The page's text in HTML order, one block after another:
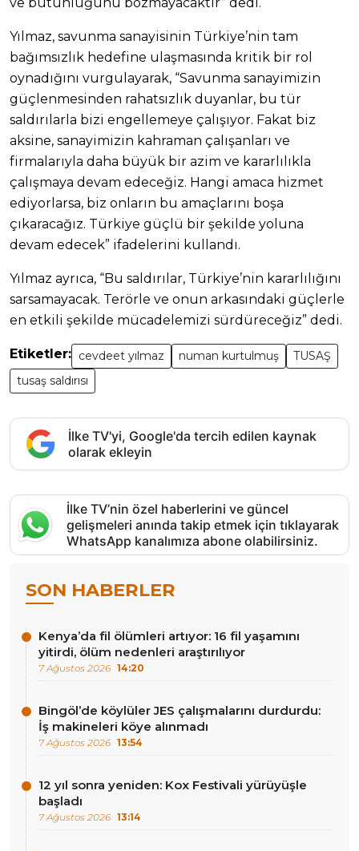
Yılmaz, savunma sanayisinin Türkiye’nin tam
bağımsızlık hedefine ulaşmasında kritik bir rol
oynadığını vurgulayarak, “Savunma sanayimizin
güçlenmesinden rahatsızlık duyanlar, bu tür
saldırılarla bizi engellemeye çalışıyor. Fakat biz
aksine, sanayimizin kahraman çalışanları ve
firmalarıyla daha büyük bir azim ve kararlılıkla
çalışmaya devam edeceğiz. Hangi amaca hizmet
ediyorlarsa, biz onların bu amaçlarını boşa
çıkaracağız. Türkiye güçlü bir şekilde yoluna
devam edecek” ifadelerini kullandı.
Yılmaz ayrıca, “Bu saldırılar, Türkiye’nin kararlılığını
sarsamayacak. Terörle ve onun arkasındaki güçlerle
en etkili şekilde mücadelemizi sürdüreceğiz” dedi.
Etiketler: cevdeet yılmaz numan kurtulmuş
TUSAŞ
tusaş saldırısı
İlke TV'yi, Google'da tercih edilen kaynak
olarak ekleyin
İlke TV’nin özel haberlerini ve güncel
gelişmeleri anında takip etmek için tıklayarak
WhatsApp kanalımıza abone olabilirsiniz.
SON HABERLER
Kenya’da fil ölümleri artıyor: 16 fil yaşamını
yitirdi, ölüm nedenleri araştırılıyor
7 Ağustos 2026 14:20
Bingöl’de köylüler JES çalışmalarını durdurdu:
İş makineleri köye alınmadı
7 Ağustos 2026 13:54
12 yıl sonra yeniden: Kox Festivali yürüyüşle
başladı
7 Ağustos 2026 13:14